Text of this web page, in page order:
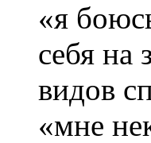
«я
себя на
видов
«мне